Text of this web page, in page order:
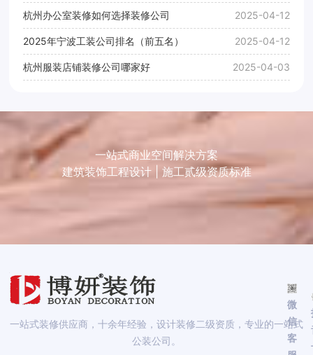
杭州办公室装修如何选择装修公司 2025-04-12
2025年宁波工装公司排名（前五名） 2025-04-12
杭州服装店铺装修公司哪家好 2025-04-03
一站式商业空间解决方案
建筑装饰工程设计 | 施工贰级资质标准
一站式装修供应商，十余年经验，设计装修二级资质，专业的一站式
公装公司。
微
信
客